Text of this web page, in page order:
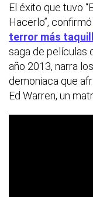
El éxito que tuvo
Hacerlo”,
terror más
saga de películas
año 2013, narra
demoniaca que
Ed Warren, un